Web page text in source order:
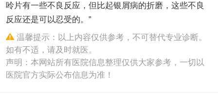
呤片有一些不良反应，但比起银屑病的折磨，这些不良
反应还是可以忍受的。”
温馨提示：以上内容仅供参考，不可替代专业诊断。
如有不适，请及时就医。
声明：本网站所有医院信息整理仅供大家参考，一切以
医院官方实际公布信息为准！